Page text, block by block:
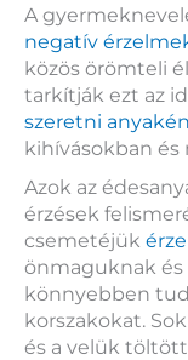
A
negatív
közös örömteli
tarkítják ezt az
szeretni
kihívásokban
Azok az
érzések
csemetéjük
önmaguknak
könnyebben
korszakokat.
és a velük töltött